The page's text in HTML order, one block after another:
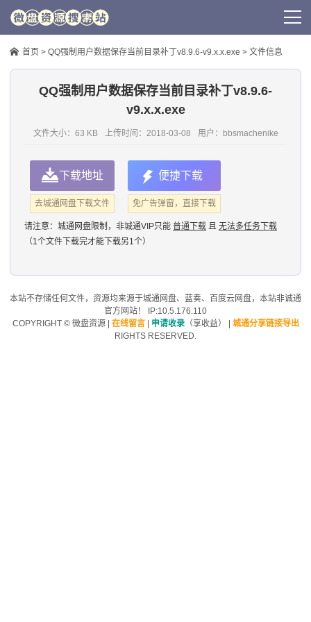
首页 > QQ强制用户数据保存当前目录补丁v8.9.6-v9.x.x.exe > 文件信息
QQ强制用户数据保存当前目录补丁v8.9.6-
v9.x.x.exe
文件大小：63 KB 上传时间： 2018-03-08 用户： bbsmachenike
下载地址
去城通网盘下载文件
便捷下载
免广告弹窗，直接下载
请注意： 城通网盘限制，非城通VIP只能 普通下载 且 无法多任务下载
（1个文件下载完才能下载另1个）
本站不存储任何文件，资源均来源于城通网盘、蓝奏、 百度云网盘，本站非诚通
官方网站！ IP:10.5.176.110
COPYRIGHT © 微盘资源| 在线留言| 申请收录（享收益）
城通分享链接导出
RIGHTS RESERVED.